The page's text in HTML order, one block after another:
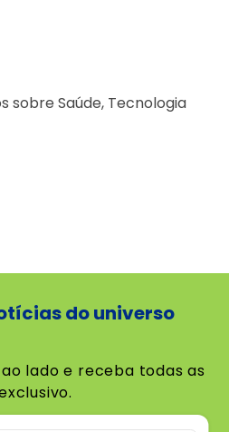
sobre Saúde, Tecnologia
do universo
lado e receba todas as